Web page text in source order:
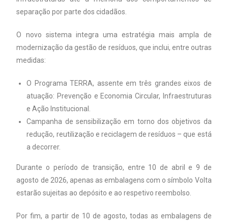
separação por parte dos cidadãos.
O novo sistema integra uma estratégia mais ampla de
modernização da gestão de resíduos, que inclui, entre outras
medidas:
O Programa TERRA, assente em três grandes eixos de
atuação: Prevenção e Economia Circular, Infraestruturas
e Ação Institucional.
Campanha de sensibilização em torno dos objetivos da
redução, reutilização e reciclagem de resíduos – que está
a decorrer.
Durante o período de transição, entre 10 de abril e 9 de
agosto de 2026, apenas as embalagens com o símbolo Volta
estarão sujeitas ao depósito e ao respetivo reembolso.
Por fim, a partir de 10 de agosto, todas as embalagens de